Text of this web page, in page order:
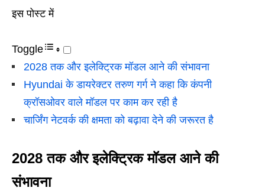
इस पोस्ट में
Toggle
2028 तक और इलेक्ट्रिक मॉडल आने की संभावना
Hyundai के डायरेक्टर तरुण गर्ग ने कहा कि कंपनी
क्रॉसओवर वाले मॉडल पर काम कर रही है
चार्जिंग नेटवर्क की क्षमता को बढ़ावा देने की जरूरत है
2028 तक और इलेक्ट्रिक मॉडल आने की
संभावना